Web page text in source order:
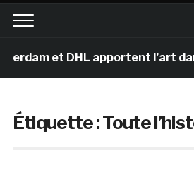
et DHL apportent l’art
Étiquette :Toute